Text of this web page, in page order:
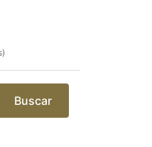
Buscar